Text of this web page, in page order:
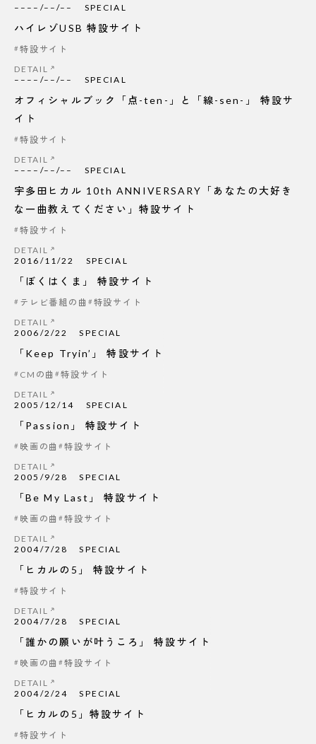
––––/––/––
SPECIAL
ハイレゾUSB 特設サイト
特設サイト
DETAIL
––––/––/––
SPECIAL
オフィシャルブック「点-ten-」と「線-sen-」 特設サ
イト
特設サイト
DETAIL
––––/––/––
SPECIAL
宇多田ヒカル 10th ANNIVERSARY「あなたの大好き
な一曲教えてください」特設サイト
特設サイト
DETAIL
2016/11/22
SPECIAL
「ぼくはくま」 特設サイト
テレビ番組の曲
特設サイト
DETAIL
2006/2/22
SPECIAL
「Keep Tryin’」 特設サイト
CMの曲 特設サイト
DETAIL
2005/12/14
SPECIAL
「Passion」 特設サイト
映画の曲 特設サイト
DETAIL
2005/9/28
SPECIAL
「Be My Last」 特設サイト
映画の曲 特設サイト
DETAIL
2004/7/28
SPECIAL
「ヒカルの5」 特設サイト
特設サイト
DETAIL
2004/7/28
SPECIAL
「誰かの願いが叶うころ」 特設サイト
映画の曲 特設サイト
DETAIL
2004/2/24
SPECIAL
「ヒカルの5」特設サイト
特設サイト